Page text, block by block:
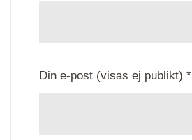
Din e-post (visas ej publikt) *